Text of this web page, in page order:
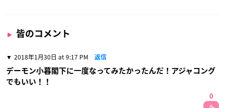
皆のコメント
2018年1月30日 at 9:17 PM 返信
デーモン小暮閣下に一度なってみたかったんだ！アジャコング
でもいい！！
0